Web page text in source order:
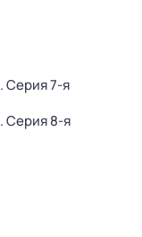
. Серия 7-я
. Серия 8-я